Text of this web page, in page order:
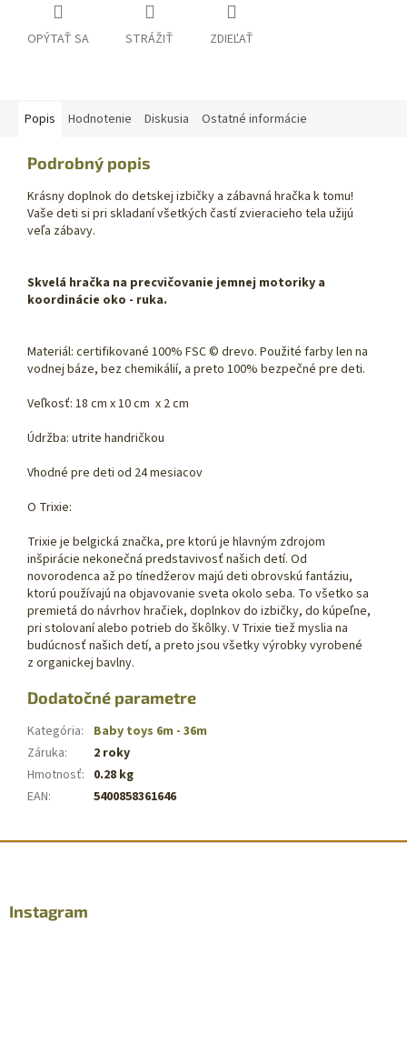
OPÝTAŤ SA STRÁŽIŤ ZDIEĽAŤ
Popis Hodnotenie Diskusia Ostatné informácie
Podrobný popis
Krásny doplnok do detskej izbičky a zábavná hračka k tomu!
Vaše deti si pri skladaní všetkých častí zvieracieho tela užijú
veľa zábavy.
Skvelá hračka na precvičovanie jemnej motoriky a
koordinácie oko - ruka.
Materiál: certifikované 100% FSC © drevo. Použité farby len na
vodnej báze, bez chemikálií, a preto 100% bezpečné pre deti.
Veľkosť: 18 cm x 10 cm x 2 cm
Údržba: utrite handričkou
Vhodné pre deti od 24 mesiacov
O Trixie:
Trixie je belgická značka, pre ktorú je hlavným zdrojom
inšpirácie nekonečná predstavivosť našich detí. Od
novorodenca až po tínedžerov majú deti obrovskú fantáziu,
ktorú používajú na objavovanie sveta okolo seba. To všetko sa
premietá do návrhov hračiek, doplnkov do izbičky, do kúpeľne,
pri stolovaní alebo potrieb do škôlky. V Trixie tiež myslia na
budúcnosť našich detí, a preto jsou všetky výrobky vyrobené
z organickej bavlny.
Dodatočné parametre
Kategória:
Baby toys 6m - 36m
Záruka:
2 roky
Hmotnosť: 0.28 kg
EAN: 5400858361646
Instagram